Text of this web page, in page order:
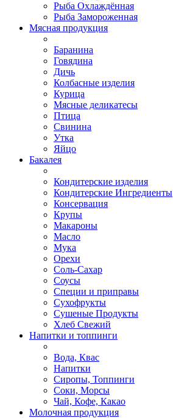
Рыба Охлаждённая
Рыба Замороженная
Мясная продукция
Баранина
Говядина
Дичь
Колбасные изделия
Курица
Мясные деликатесы
Птица
Свинина
Утка
Яйцо
Бакалея
Кондитерские изделия
Кондитерские Ингредиенты
Консервация
Крупы
Макароны
Масло
Мука
Орехи
Соль-Сахар
Соусы
Специи и приправы
Сухофрукты
Сушеные Продукты
Хлеб Свежий
Напитки и топпинги
Вода, Квас
Напитки
Сиропы, Топпинги
Соки, Морсы
Чай, Кофе, Какао
Молочная продукция